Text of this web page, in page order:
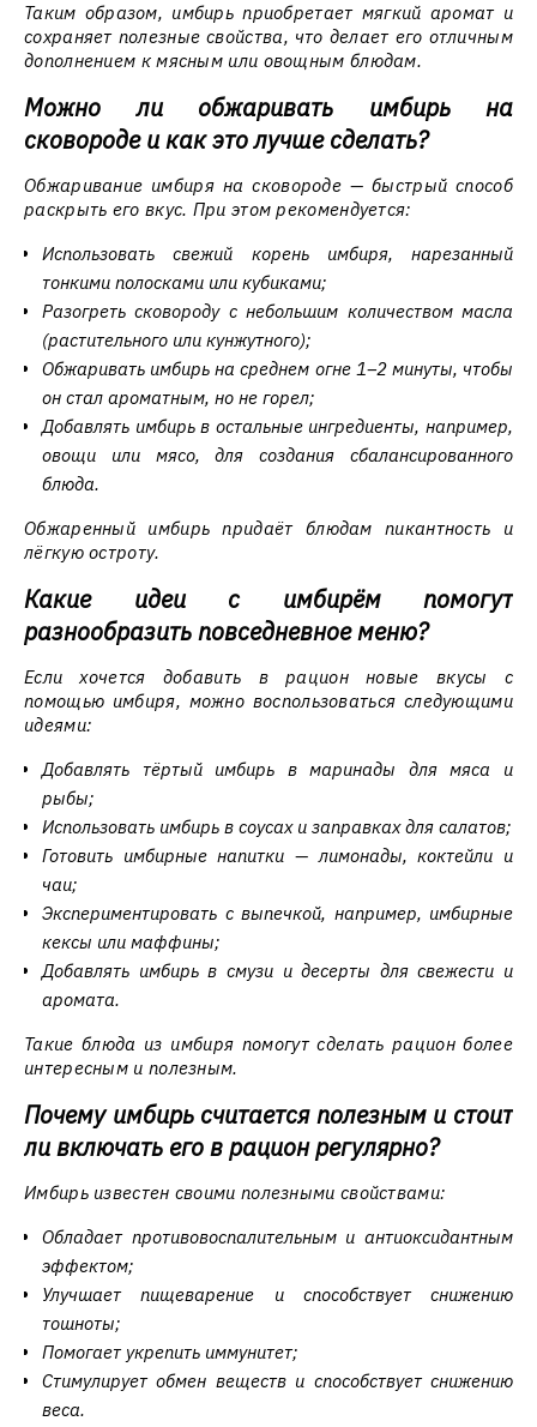
Таким образом, имбирь приобретает мягкий аромат и
сохраняет полезные свойства, что делает его отличным
дополнением к мясным или овощным блюдам.
Можно ли обжаривать имбирь на
сковороде и как это лучше сделать?
Обжаривание имбиря на сковороде — быстрый способ
раскрыть его вкус. При этом рекомендуется:
Использовать свежий корень имбиря, нарезанный
тонкими полосками или кубиками;
Разогреть сковороду с небольшим количеством масла
(растительного или кунжутного);
Обжаривать имбирь на среднем огне 1–2 минуты, чтобы
он стал ароматным, но не горел;
Добавлять имбирь в остальные ингредиенты, например,
овощи или мясо, для создания сбалансированного
блюда.
Обжаренный имбирь придаёт блюдам пикантность и
лёгкую остроту.
Какие идеи с имбирём помогут
разнообразить повседневное меню?
Если хочется добавить в рацион новые вкусы с
помощью имбиря, можно воспользоваться следующими
идеями:
Добавлять тёртый имбирь в маринады для мяса и
рыбы;
Использовать имбирь в соусах и заправках для салатов;
Готовить имбирные напитки — лимонады, коктейли и
чаи;
Экспериментировать с выпечкой, например, имбирные
кексы или маффины;
Добавлять имбирь в смузи и десерты для свежести и
аромата.
Такие блюда из имбиря помогут сделать рацион более
интересным и полезным.
Почему имбирь считается полезным и стоит
ли включать его в рацион регулярно?
Имбирь известен своими полезными свойствами:
Обладает противовоспалительным и антиоксидантным
эффектом;
Улучшает пищеварение и способствует снижению
тошноты;
Помогает укрепить иммунитет;
Стимулирует обмен веществ и способствует снижению
веса.